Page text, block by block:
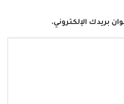
بريدك الإلكتروني.